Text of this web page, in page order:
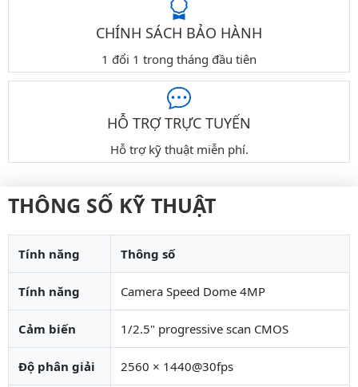
CHÍNH SÁCH BẢO HÀNH
1 đổi 1 trong tháng đầu tiên
HỖ TRỢ TRỰC TUYẾN
Hỗ trợ kỹ thuật miễn phí.
THÔNG SỐ KỸ THUẬT
Tính năng Thông số
Tính năng Camera Speed Dome 4MP
Cảm biến 1/2.5" progressive scan CMOS
Độ phân giải 2560 × 1440@30fps